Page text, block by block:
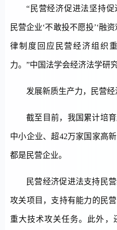
“民营经济促进法坚持
民营企业‘不敢投不愿投’‘融
律制度回应民营经济组织
力。”中国法学会经济法学研
发展新质生产力，民营经
截至目前，我国累计培
中小企业、超42万家国家高
都是民营企业。
民营经济促进法支持民
攻关项目，支持有能力的民
重大技术攻关任务。此外，